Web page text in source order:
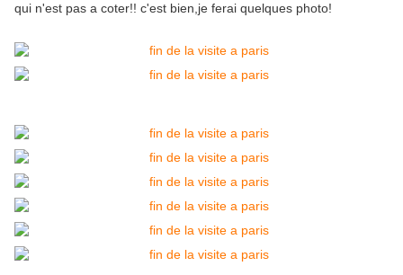
qui n'est pas a coter!! c'est bien,je ferai quelques photo!